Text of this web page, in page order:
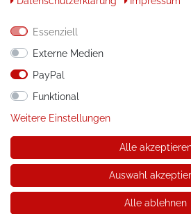
ANLEITUNGEN
Montageanleitungen
© Copyright 2026 tuning-art.com
vorbehalten.
* gilt für Lieferungen innerhalb
Lieferzeiten für andere Länder
Schaltfläche mit den
Essenziell
Externe Medien
PayPal
Funktional
Weitere Einstellungen
Alle
Auswahl
Alle ablehnen